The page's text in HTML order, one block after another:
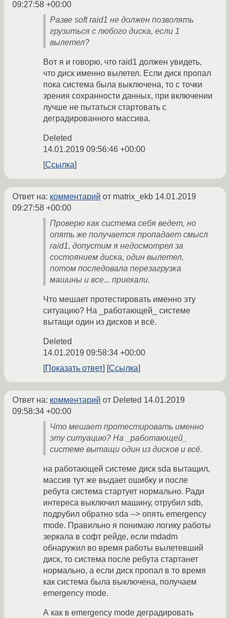
09:27:58 +00:00
Разве soft raid1 не должен позволять
грузиться с любого диска, если 1
вылетел?
Вот я и говорю, что raid1 должен увидеть,
что диск именно вылетел. Если диск пропал
пока система была выключена, то с точки
зрения сохранности данных, при включении
лучше не пытаться стартовать с
деградированного массива.
Deleted
14.01.2019 09:56:46 +00:00
Ссылка
Ответ на: комментарий от matrix_ekb 14.01.2019
09:27:58 +00:00
Проверю как система себя ведет, но
опять же получается пропадает смысл
raid1, допустим я недосмотрел за
состоянием диска, один вылетел,
потом последовала перезагрузка
машины и все... приехали.
Что мешает протестировать именно эту
ситуацию? На _работающей_ системе
вытащи один из дисков и всё.
Deleted
14.01.2019 09:58:34 +00:00
Показать ответ
Ссылка
Ответ на: комментарий от Deleted 14.01.2019
09:58:34 +00:00
Что мешает протестировать именно
эту ситуацию? На _работающей_
системе вытащи один из дисков и всё.
на работающей системе диск sda вытащил,
массив тут же выдает ошибку и после
ребута система стартует нормально. Ради
интереса выключил машину, отрубил sdb,
подрубил обратно sda --> опять emergency
mode. Правильно я понимаю логику работы
зеркала в софт рейде, если mdadm
обнаружил во время работы вылетевший
диск, то система после ребута стартанет
нормально, а если диск пропал в то время
как система была выключена, получаем
emergency mode.
А как в emergency mode деградировать